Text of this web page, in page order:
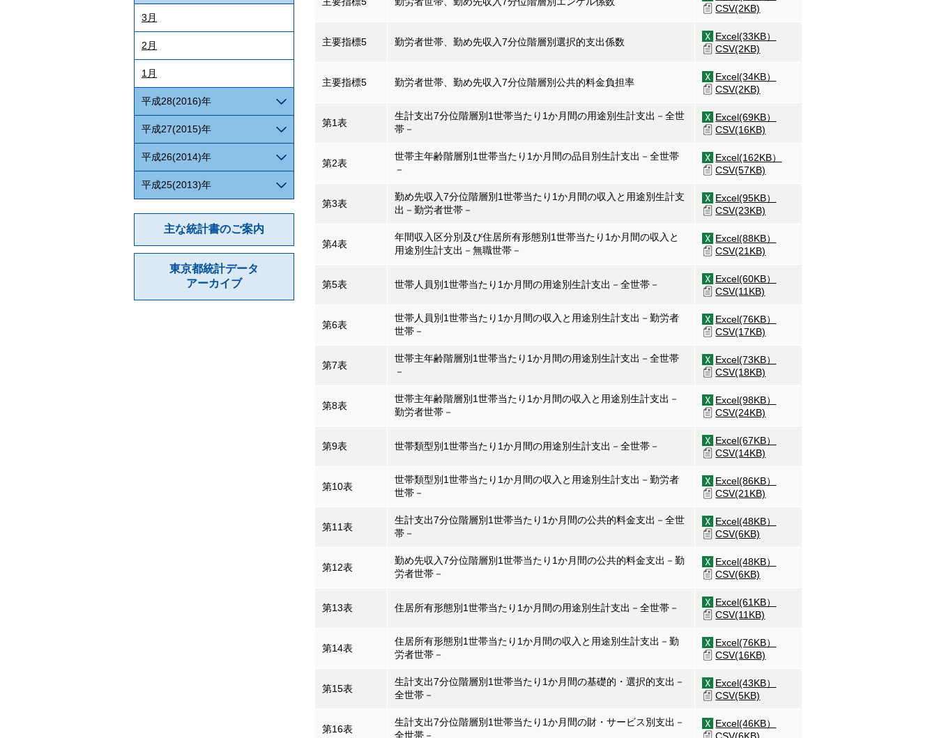
3月
2月
1月
平成28(2016)年
平成27(2015)年
平成26(2014)年
平成25(2013)年
主な統計書のご案内
東京都統計データ
アーカイブ
CSV(2KB)
主要指標5 勤労者世帯、勤め先収入7分位階層別選択的支出係数
Excel(33KB）
CSV(2KB)
主要指標5 勤労者世帯、勤め先収入7分位階層別公共的料金負担率
Excel(34KB）
CSV(2KB)
第1表
生計支出7分位階層別1世帯当たり1か月間の用途別生計支出－全世
帯－
Excel(69KB）
CSV(16KB)
第2表
世帯主年齢階層別1世帯当たり1か月間の品目別生計支出－全世帯
－
Excel(162KB）
CSV(57KB)
第3表
勤め先収入7分位階層別1世帯当たり1か月間の収入と用途別生計支
出－勤労者世帯－
Excel(95KB）
CSV(23KB)
第4表
年間収入区分別及び住居所有形態別1世帯当たり1か月間の収入と
用途別生計支出－無職世帯－
Excel(88KB）
CSV(21KB)
第5表 世帯人員別1世帯当たり1か月間の用途別生計支出－全世帯－
Excel(60KB）
CSV(11KB)
第6表
世帯人員別1世帯当たり1か月間の収入と用途別生計支出－勤労者
世帯－
Excel(76KB）
CSV(17KB)
第7表
世帯主年齢階層別1世帯当たり1か月間の用途別生計支出－全世帯
－
Excel(73KB）
CSV(18KB)
第8表
世帯主年齢階層別1世帯当たり1か月間の収入と用途別生計支出－
勤労者世帯－
Excel(98KB）
CSV(24KB)
第9表 世帯類型別1世帯当たり1か月間の用途別生計支出－全世帯－
Excel(67KB）
CSV(14KB)
第10表
世帯類型別1世帯当たり1か月間の収入と用途別生計支出－勤労者
世帯－
Excel(86KB）
CSV(21KB)
第11表
生計支出7分位階層別1世帯当たり1か月間の公共的料金支出－全世
帯－
Excel(48KB）
CSV(6KB)
第12表
勤め先収入7分位階層別1世帯当たり1か月間の公共的料金支出－勤
労者世帯－
Excel(48KB）
CSV(6KB)
第13表 住居所有形態別1世帯当たり1か月間の用途別生計支出－全世帯－
Excel(61KB）
CSV(11KB)
第14表
住居所有形態別1世帯当たり1か月間の収入と用途別生計支出－勤
労者世帯－
Excel(76KB）
CSV(16KB)
第15表
生計支出7分位階層別1世帯当たり1か月間の基礎的・選択的支出－
全世帯－
Excel(43KB）
CSV(5KB)
第16表
生計支出7分位階層別1世帯当たり1か月間の財・サービス別支出－
全世帯－
Excel(46KB）